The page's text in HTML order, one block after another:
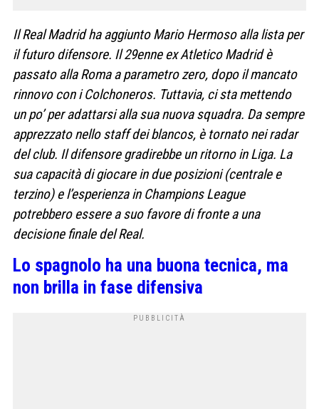
Il Real Madrid ha aggiunto Mario Hermoso alla lista per
il futuro difensore. Il 29enne ex Atletico Madrid è
passato alla Roma a parametro zero, dopo il mancato
rinnovo con i Colchoneros. Tuttavia, ci sta mettendo
un po’ per adattarsi alla sua nuova squadra. Da sempre
apprezzato nello staff dei blancos, è tornato nei radar
del club. Il difensore gradirebbe un ritorno in Liga. La
sua capacità di giocare in due posizioni (centrale e
terzino) e l’esperienza in Champions League
potrebbero essere a suo favore di fronte a una
decisione finale del Real.
Lo spagnolo ha una buona tecnica, ma
non brilla in fase difensiva